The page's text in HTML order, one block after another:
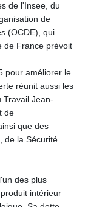
de l'Insee, du
de
(OCDE), qui
de France prévoit
pour améliorer le
réunit aussi les
Travail Jean-
de
que des
de la Sécurité
des plus
intérieur